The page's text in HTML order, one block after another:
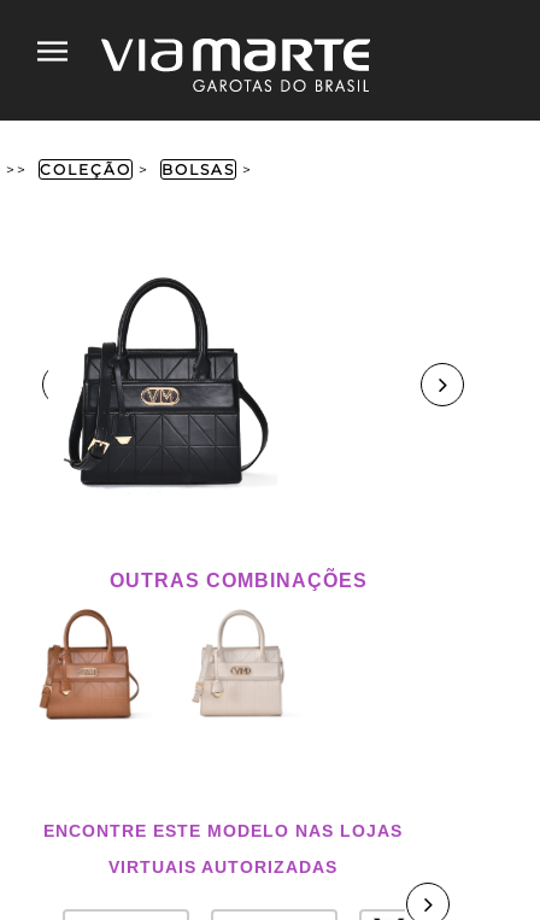
>> COLEÇÃO > BOLSAS >
OUTRAS COMBINAÇÕES
ENCONTRE ESTE MODELO NAS LOJAS
VIRTUAIS AUTORIZADAS